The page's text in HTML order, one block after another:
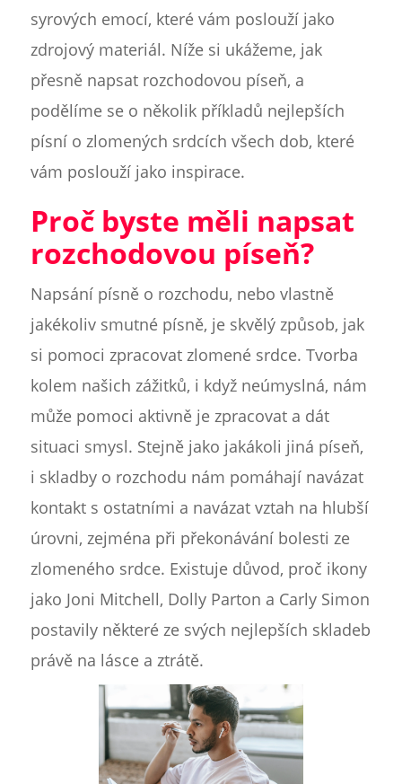
syrových emocí, které vám poslouží jako
zdrojový materiál. Níže si ukážeme, jak
přesně napsat rozchodovou píseň, a
podělíme se o několik příkladů nejlepších
písní o zlomených srdcích všech dob, které
vám poslouží jako inspirace.
Proč byste měli napsat
rozchodovou píseň?
Napsání písně o rozchodu, nebo vlastně
jakékoliv smutné písně, je skvělý způsob, jak
si pomoci zpracovat zlomené srdce. Tvorba
kolem našich zážitků, i když neúmyslná, nám
může pomoci aktivně je zpracovat a dát
situaci smysl. Stejně jako jakákoli jiná píseň,
i skladby o rozchodu nám pomáhají navázat
kontakt s ostatními a navázat vztah na hlubší
úrovni, zejména při překonávání bolesti ze
zlomeného srdce. Existuje důvod, proč ikony
jako Joni Mitchell, Dolly Parton a Carly Simon
postavily některé ze svých nejlepších skladeb
právě na lásce a ztrátě.